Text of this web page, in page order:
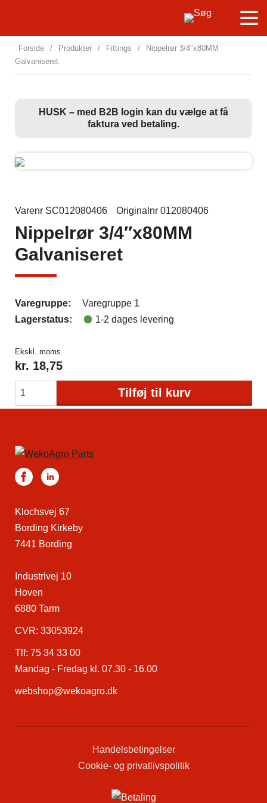
Forside / Produkter / Fittings /
Nippelrør 3/4″x80MM
Galvaniseret
HUSK – med B2B login kan du vælge at få
faktura ved betaling.
Varenr SC012080406 Originalnr 012080406
Nippelrør 3/4″x80MM
Galvaniseret
Varegruppe:
Varegruppe 1
Lagerstatus:
1-2 dages levering
Ekskl. moms
kr. 18,75
Tilføj til kurv
Klochsvej 67
Bording Kirkeby
7441 Bording
Industrivej 10
Hoven
6880 Tarm
CVR: 33053924
Tlf: 75 34 33 00
Mandag - Fredag kl. 07.30 - 16.00
webshop@wekoagro.dk
Handelsbetingelser
Cookie- og privatlivspolitik